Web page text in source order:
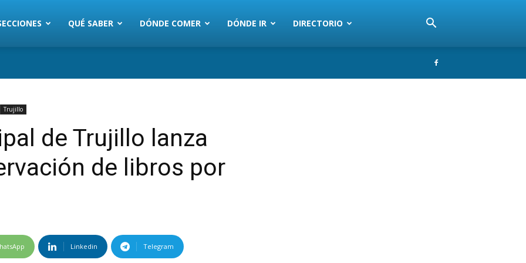
QUÉ SABER DÓNDE COMER DÓNDE IR DIRECTORIO
Trujillo
de Trujillo lanza
de libros por
Linkedin Telegram